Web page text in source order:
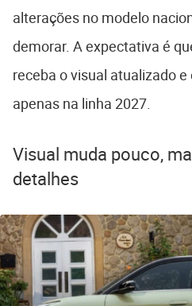
alterações no modelo
demorar. A expectativa é
receba o visual atualizado
apenas na linha 2027.
Visual muda pouco,
detalhes